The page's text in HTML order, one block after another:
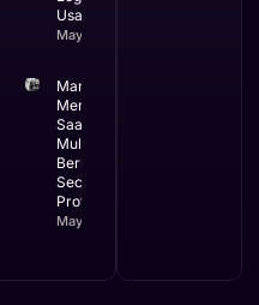
Usaha
May 12, 2026
Manfaat
Membuat PT
Saat Bisnis
Mulai
Berkembang
Secara
Profesional
May 11, 2026